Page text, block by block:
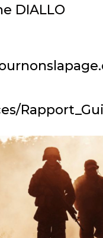
DIALLO